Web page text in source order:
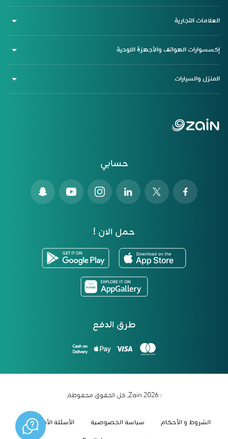
حسابي
حمل الان !
طرق الدفع
العلامات التجارية
إكسسوارات الهواتف والأجهزة اللوحية
المنزل والسيارات
؛ 2026 Zain. كل الحقوق محفوظة.
الشروط و الأحكام سياسة الخصوصية
الأسئلة الأكثر شيوعاً